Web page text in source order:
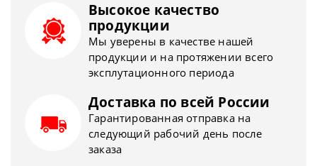
Высокое качество
продукции
Мы уверены в качестве нашей
продукции и на протяжении всего
эксплутационного периода
Доставка по всей России
Гарантированная отправка на
следующий рабочий день после
заказа